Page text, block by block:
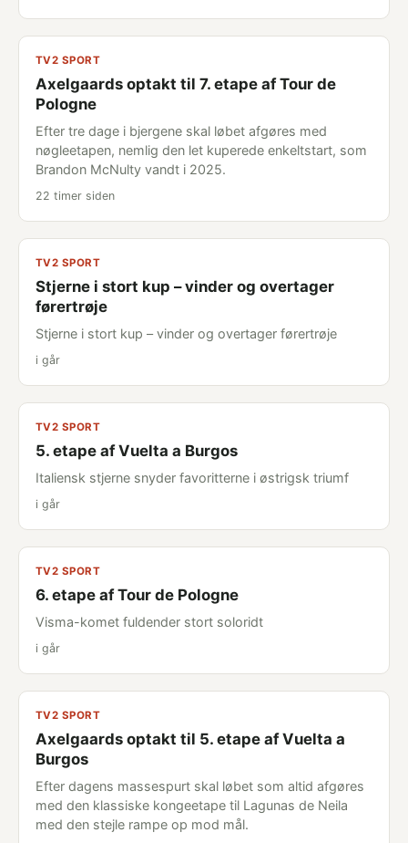
TV2 SPORT
Axelgaards optakt til 7. etape af Tour de
Pologne
Efter tre dage i bjergene skal løbet afgøres med
nøgleetapen, nemlig den let kuperede enkeltstart, som
Brandon McNulty vandt i 2025.
22 timer siden
TV2 SPORT
Stjerne i stort kup – vinder og overtager
førertrøje
Stjerne i stort kup – vinder og overtager førertrøje
i går
TV2 SPORT
5. etape af Vuelta a Burgos
Italiensk stjerne snyder favoritterne i østrigsk triumf
i går
TV2 SPORT
6. etape af Tour de Pologne
Visma-komet fuldender stort soloridt
i går
TV2 SPORT
Axelgaards optakt til 5. etape af Vuelta a
Burgos
Efter dagens massespurt skal løbet som altid afgøres
med den klassiske kongeetape til Lagunas de Neila
med den stejle rampe op mod mål.